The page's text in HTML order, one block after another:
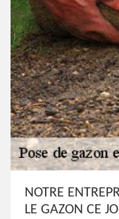
NOTRE
LE GAZON CE